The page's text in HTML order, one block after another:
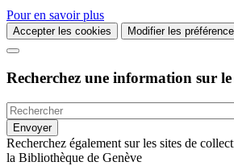
Pour en savoir plus
Accepter les cookies Modifier les
Recherchez une information sur le
Recherchez également sur les sites de
la Bibliothèque de Genève